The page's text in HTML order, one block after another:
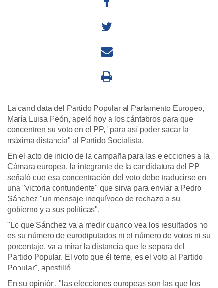
La candidata del Partido Popular al Parlamento Europeo,
María Luisa Peón, apeló hoy a los cántabros para que
concentren su voto en el PP, "para así poder sacar la
máxima distancia" al Partido Socialista.
En el acto de inicio de la campaña para las elecciones a la
Cámara europea, la integrante de la candidatura del PP
señaló que esa concentración del voto debe traducirse en
una "victoria contundente" que sirva para enviar a Pedro
Sánchez "un mensaje inequívoco de rechazo a su
gobierno y a sus políticas".
"Lo que Sánchez va a medir cuando vea los resultados no
es su número de eurodiputados ni el número de votos ni su
porcentaje, va a mirar la distancia que le separa del
Partido Popular. El voto que él teme, es el voto al Partido
Popular", apostilló.
En su opinión, "las elecciones europeas son las que los